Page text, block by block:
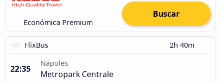
Económica Premium
Buscar
FlixBus 2h 40m
22:35
Nápoles
Metropark Centrale